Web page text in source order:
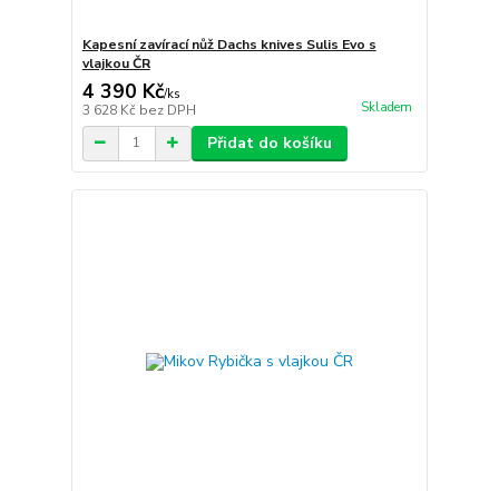
Kapesní zavírací nůž Dachs knives Sulis Evo s
vlajkou ČR
4 390 Kč/ks
3 628 Kč bez DPH Skladem
Přidat do košíku